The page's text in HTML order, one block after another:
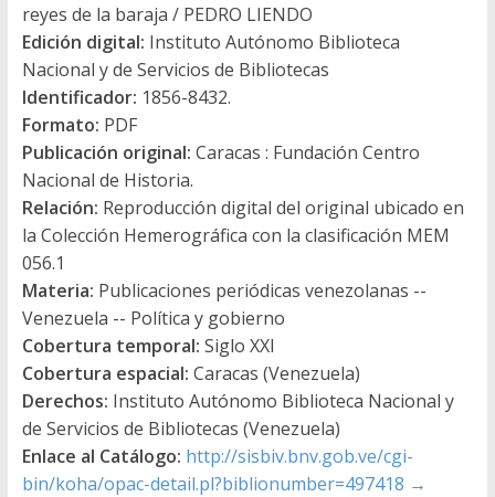
reyes de la baraja / PEDRO LIENDO
Edición digital: Instituto Autónomo Biblioteca
Nacional y de Servicios de Bibliotecas
Identificador: 1856-8432.
Formato: PDF
Publicación original: Caracas : Fundación Centro
Nacional de Historia.
Relación: Reproducción digital del original ubicado en
la Colección Hemerográfica con la clasificación MEM
056.1
Materia: Publicaciones periódicas venezolanas --
Venezuela -- Política y gobierno
Cobertura temporal: Siglo XXI
Cobertura espacial: Caracas (Venezuela)
Derechos: Instituto Autónomo Biblioteca Nacional y
de Servicios de Bibliotecas (Venezuela)
Enlace al Catálogo: http://sisbiv.bnv.gob.ve/cgi-
bin/koha/opac-detail.pl?biblionumber=497418 →